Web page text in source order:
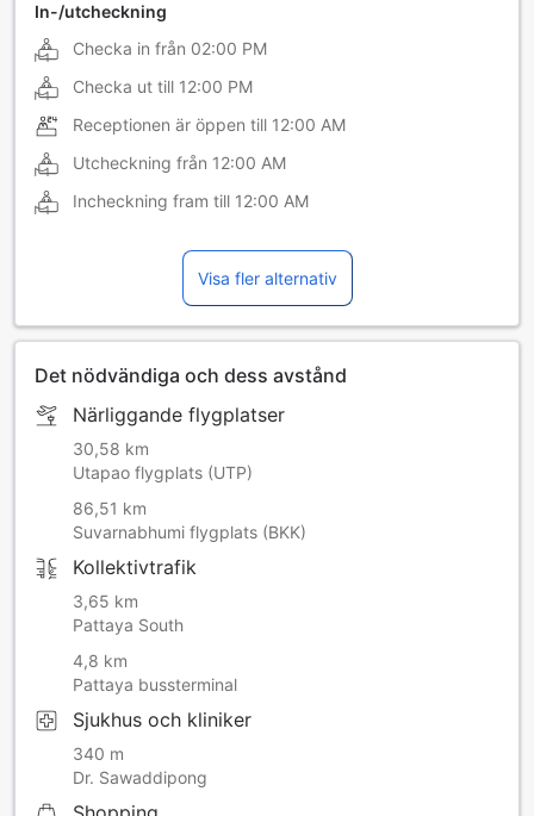
In-/utcheckning
Checka in från 02:00 PM
Checka ut till 12:00 PM
Receptionen är öppen till 12:00 AM
Utcheckning från 12:00 AM
Incheckning fram till 12:00 AM
Visa fler alternativ
Det nödvändiga och dess avstånd
Närliggande flygplatser
30,58 km
Utapao flygplats (UTP)
86,51 km
Suvarnabhumi flygplats (BKK)
Kollektivtrafik
3,65 km
Pattaya South
4,8 km
Pattaya bussterminal
Sjukhus och kliniker
340 m
Dr. Sawaddipong